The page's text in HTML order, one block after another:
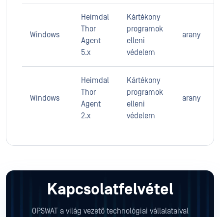
Windows
Heimdal
Thor
Agent
5.x
Kártékony
programok
elleni
védelem
arany
Windows
Heimdal
Thor
Agent
2.x
Kártékony
programok
elleni
védelem
arany
Kapcsolatfelvétel
OPSWAT a világ vezető technológiai vállalataival